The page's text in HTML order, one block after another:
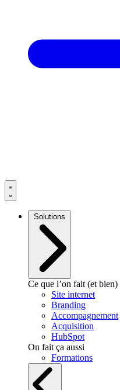
Solutions
Ce que l’on fait (et bien)
Site internet
Branding
Accompagnement
Acquisition
HubSpot
On fait ça aussi
Formations